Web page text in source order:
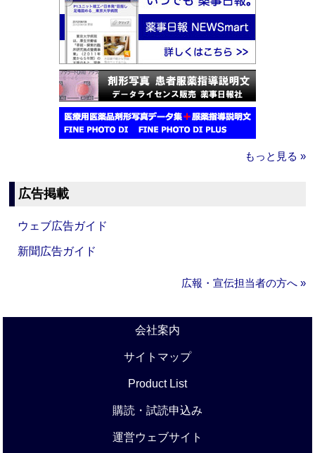
もっと見る »
広告掲載
ウェブ広告ガイド
新聞広告ガイド
広報・宣伝担当者の方へ »
会社案内
サイトマップ
Product List
購読・試読申込み
運営ウェブサイト